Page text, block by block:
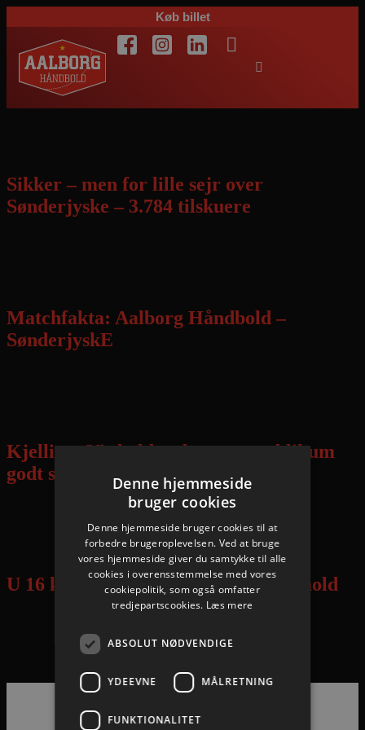
Køb billet
Sikker – men for lille sejr over
Sønderjyske – 3.784 tilskuere
Matchfakta: Aalborg Håndbold –
SønderjyskE
Kjelling: Vi skylder det store publikum
godt spil og sejr
Topscorer Kristian Kjelling ser frem til igen at spille foran stort
publikum i Gigantium – i aften kl. 19.30 mod SønderjyskE
U 16 klar til finale – besejrede liga-hold
U 16 er klar til finalen i Jysk Elite Cup – Herning-Hauge besejret
Denne hjemmeside
bruger cookies
Denne hjemmeside bruger cookies til at
forbedre brugeroplevelsen. Ved at bruge
vores hjemmeside giver du samtykke til alle
cookies i overensstemmelse med vores
cookiepolitik, som også omfatter
tredjepartscookies. Læs mere
ABSOLUT NØDVENDIGE
YDEEVNE MÅLRETNING
FUNKTIONALITET